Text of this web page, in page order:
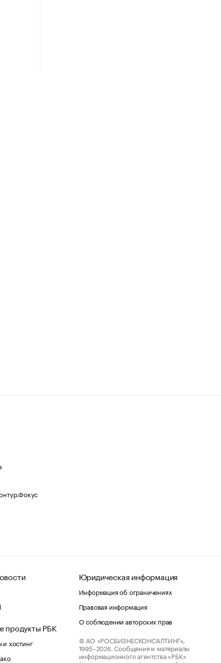
продукты РБК
хостинг
Юридическая информация
Информация об ограничениях
Правовая информация
О соблюдении авторских прав
© АО «РОСБИЗНЕСКОНСАЛТИНГ»,
1995–2026. Сообщения и материалы
информационного агентства «РБК»